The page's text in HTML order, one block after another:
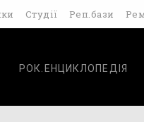
Студії Реп.бази
РОК.ЕНЦИКЛОПЕДІЯ